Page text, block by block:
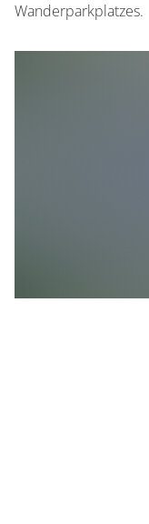
Wanderparkplatzes.